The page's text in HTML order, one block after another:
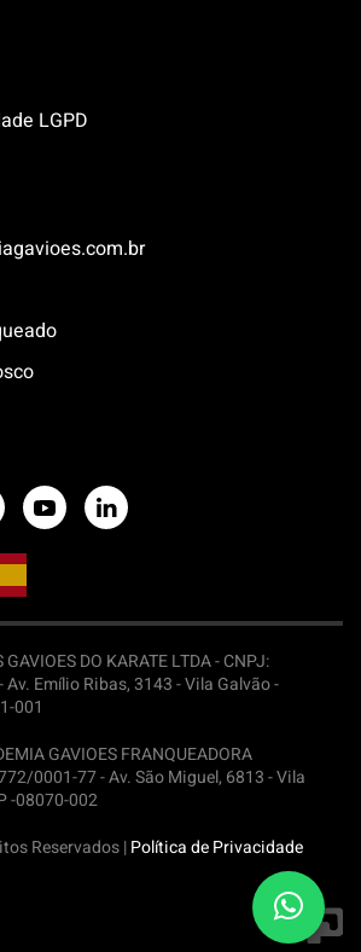
LGPD
.br
DO KARATE LTDA -CNPJ:
Emílio Ribas, 3143 - Vila Galvão -
001
GAVIOES FRANQUEADORA
0001-77 - Av. São Miguel, 6813 - Vila
-08070-002
Reservados |Política de Privacidade